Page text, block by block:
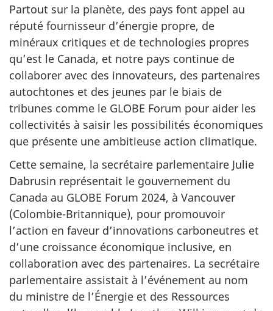
Partout sur la planète, des pays font appel au
réputé fournisseur d’énergie propre, de
minéraux critiques et de technologies propres
qu’est le Canada, et notre pays continue de
collaborer avec des innovateurs, des partenaires
autochtones et des jeunes par le biais de
tribunes comme le GLOBE Forum pour aider les
collectivités à saisir les possibilités économiques
que présente une ambitieuse action climatique.
Cette semaine, la secrétaire parlementaire Julie
Dabrusin représentait le gouvernement du
Canada au GLOBE Forum 2024, à Vancouver
(Colombie-Britannique), pour promouvoir
l’action en faveur d’innovations carboneutres et
d’une croissance économique inclusive, en
collaboration avec des partenaires. La secrétaire
parlementaire assistait à l’événement au nom
du ministre de l’Énergie et des Ressources